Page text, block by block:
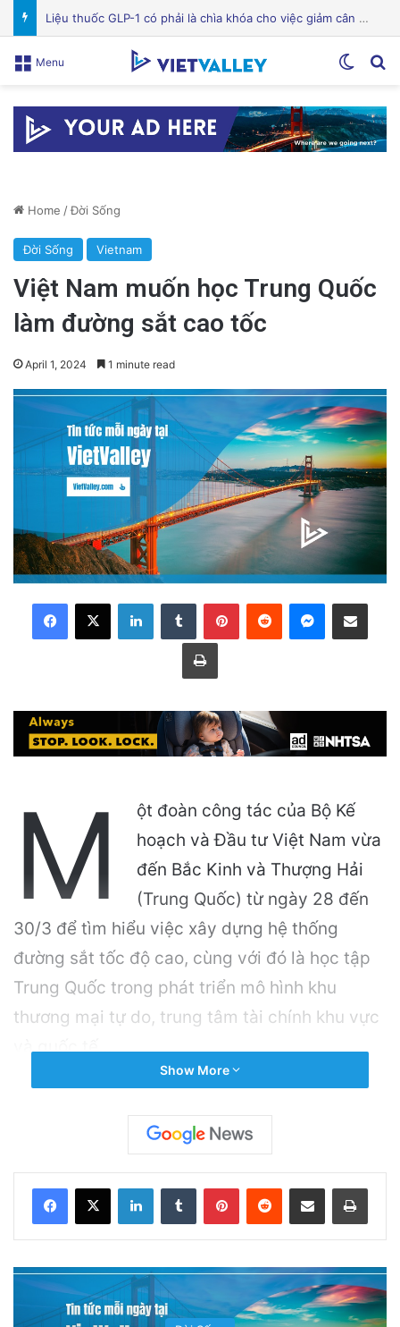
Bệnh viện Silicon Valley: Một trong những cơ sở y tế hàng đầu tại Mỹ
Menu
Home /Đời Sống
Đời Sống Vietnam
Việt Nam muốn học Trung Quốc
làm đường sắt cao tốc
April 1, 2024 1 minute read
LinkedInTumblr PinterestReddit Messenger
Share via Email
Print
M
ột đoàn công tác của Bộ Kế
hoạch và Đầu tư Việt Nam vừa
đến Bắc Kinh và Thượng Hải
(Trung Quốc) từ ngày 28 đến
30/3 để tìm hiểu việc xây dựng hệ thống
đường sắt tốc độ cao, cùng với đó là học tập
Trung Quốc trong phát triển mô hình khu
thương mại tự do, trung tâm tài chính khu vực
và quốc tế…
Sự Kiện Livestream Gây Chấn Động: 3 Triệu
Việt Nam!
Sự Nóng Bỏng Của Chính Quyền Trong Việc
Giải Quyết Vụ Sư Minh Tuệ: Nguyên Nhân Và
Show More
LinkedInTumblr PinterestReddit Share via Email Print